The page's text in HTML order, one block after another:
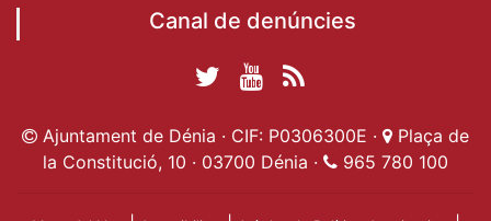
Canal de denúncies
de Dénia
Twitter Ajuntament
de Dénia
Ajuntament de
Dénia
Actualitat
Ajuntament
Ajuntament de Dénia · CIF: P0306300E ·
Plaça de
la Constitució, 10 · 03700 Dénia ·
965 780 100